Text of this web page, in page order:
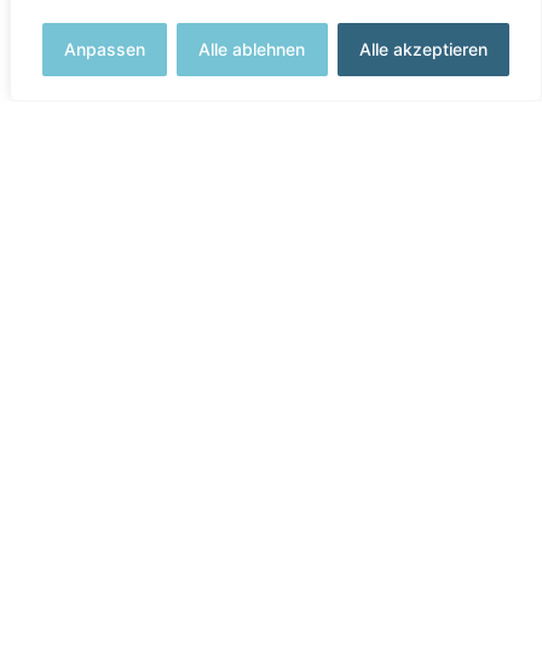
Anpassen Alle ablehnen Alle akzeptieren